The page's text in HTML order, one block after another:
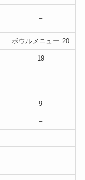
–
ボウルメニュー 20
19
–
9
–
–